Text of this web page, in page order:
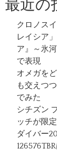
最近の
クロノス
レイシア
ア』～氷
で表現
オメガを
も交えつ
でみた
シチズン
ッチが限
ダイバー